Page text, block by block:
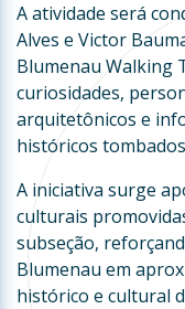
A atividade será
Alves e Victor
Blumenau Walking
curiosidades,
arquitetônicos e
históricos
A iniciativa surge
culturais
subseção,
Blumenau em
histórico e cultural